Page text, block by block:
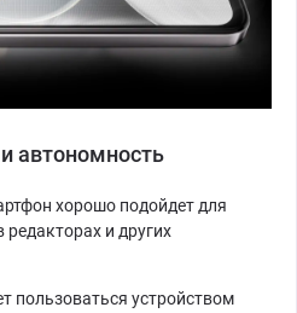
автономность
хорошо подойдет для
редакторах и других
пользоваться устройством